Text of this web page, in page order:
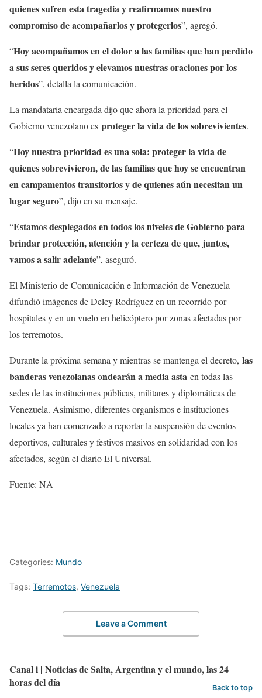
quienes sufren esta tragedia y reafirmamos nuestro
compromiso de acompañarlos y protegerlos”, agregó.
“Hoy acompañamos en el dolor a las familias que han perdido
a sus seres queridos y elevamos nuestras oraciones por los
heridos”, detalla la comunicación.
La mandataria encargada dijo que ahora la prioridad para el
Gobierno venezolano es proteger la vida de los sobrevivientes.
“Hoy nuestra prioridad es una sola: proteger la vida de
quienes sobrevivieron, de las familias que hoy se encuentran
en campamentos transitorios y de quienes aún necesitan un
lugar seguro”, dijo en su mensaje.
“Estamos desplegados en todos los niveles de Gobierno para
brindar protección, atención y la certeza de que, juntos,
vamos a salir adelante”, aseguró.
El Ministerio de Comunicación e Información de Venezuela
difundió imágenes de Delcy Rodríguez en un recorrido por
hospitales y en un vuelo en helicóptero por zonas afectadas por
los terremotos.
Durante la próxima semana y mientras se mantenga el decreto, las
banderas venezolanas ondearán a media asta en todas las
sedes de las instituciones públicas, militares y diplomáticas de
Venezuela. Asimismo, diferentes organismos e instituciones
locales ya han comenzado a reportar la suspensión de eventos
deportivos, culturales y festivos masivos en solidaridad con los
afectados, según el diario El Universal.
Fuente: NA
Categories: Mundo
Tags: Terremotos, Venezuela
Leave a Comment
Canal i | Noticias de Salta, Argentina y el mundo, las 24
horas del día
Back to top